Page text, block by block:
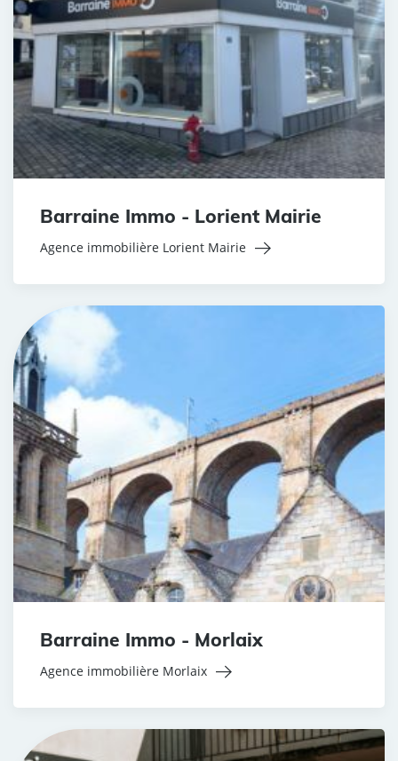
Barraine Immo - Lorient Mairie
Agence immobilière Lorient Mairie
Barraine Immo - Morlaix
Agence immobilière Morlaix